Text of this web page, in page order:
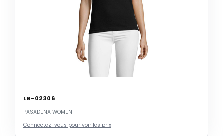
LB-02306
PASADENA WOMEN
Connectez-vous pour voir les prix